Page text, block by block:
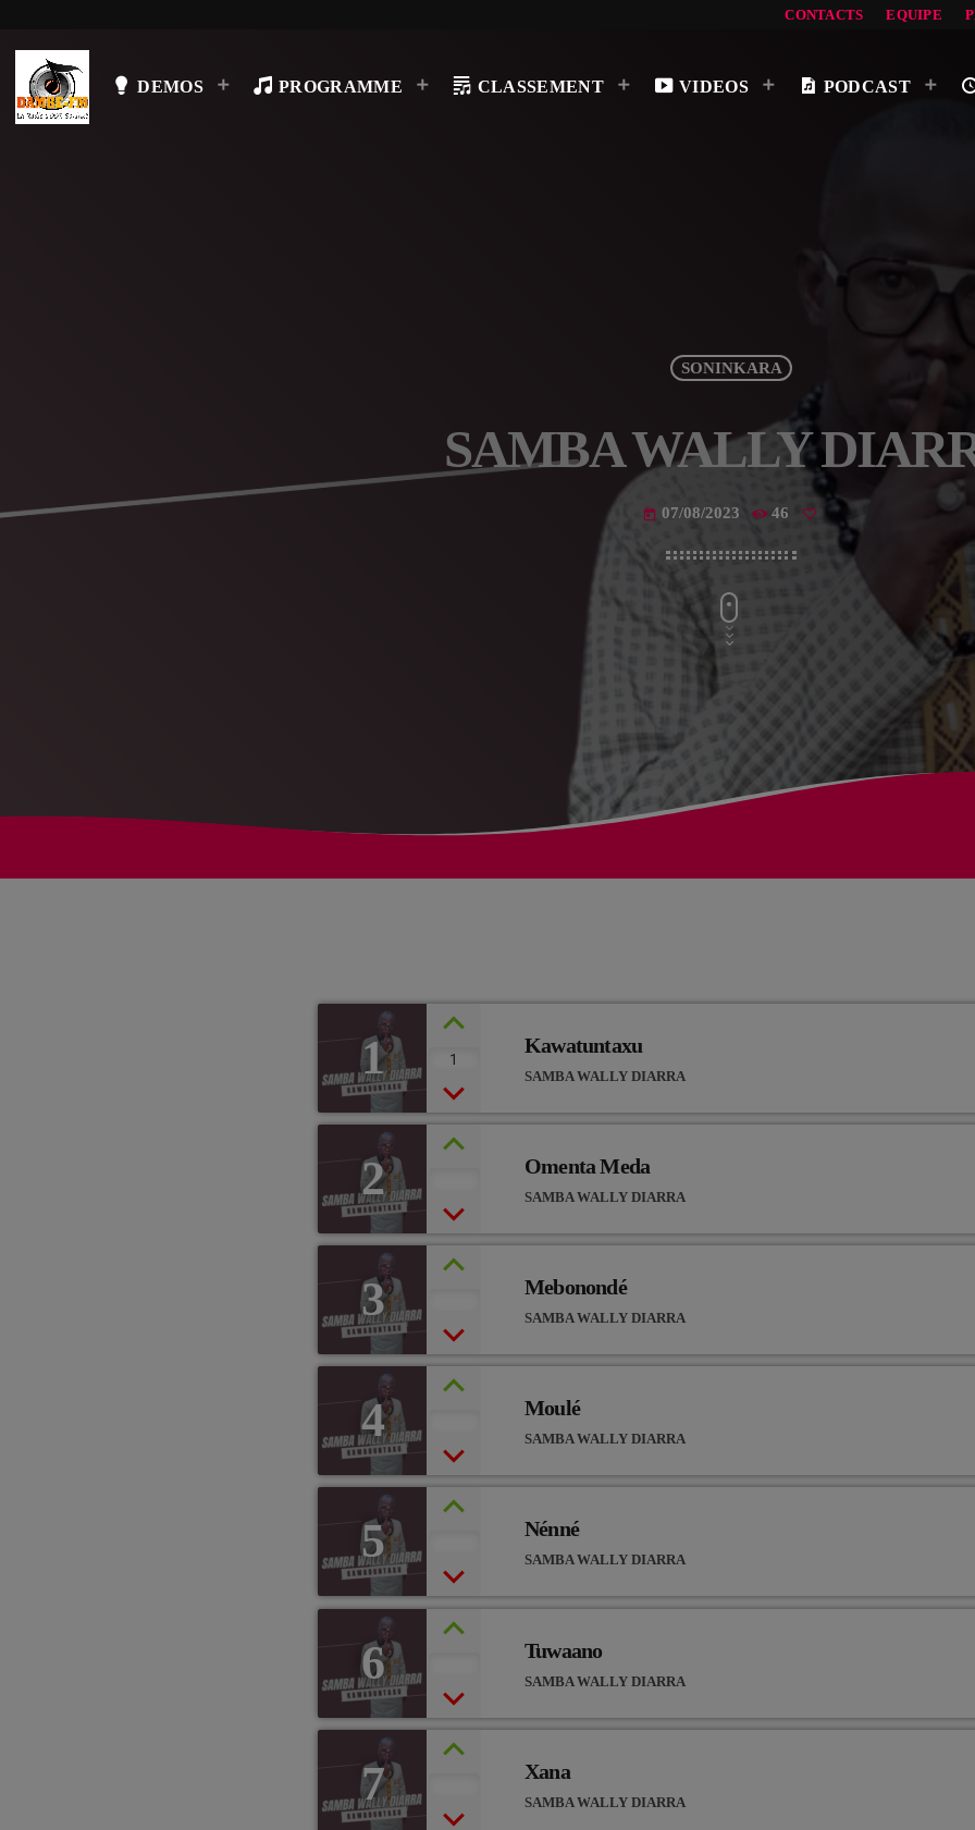
CONTACTS EQUIPE
DEMOS PROGRAMME CLASSEMENT VIDEOS PODCAST
SONINKARA
SAMBA WALLY
today 07/08/2023 46
1 1
Kawatuntaxu
SAMBA WALLY DIARRA
2 Omenta Meda
SAMBA WALLY DIARRA
3 Mebonondé
SAMBA WALLY DIARRA
4 Moulé
SAMBA WALLY DIARRA
5 Nénné
SAMBA WALLY DIARRA
6 Tuwaano
SAMBA WALLY DIARRA
7 Xana
SAMBA WALLY DIARRA